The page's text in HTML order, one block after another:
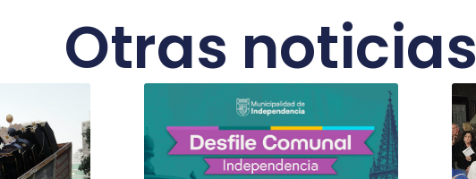
Otras noticias